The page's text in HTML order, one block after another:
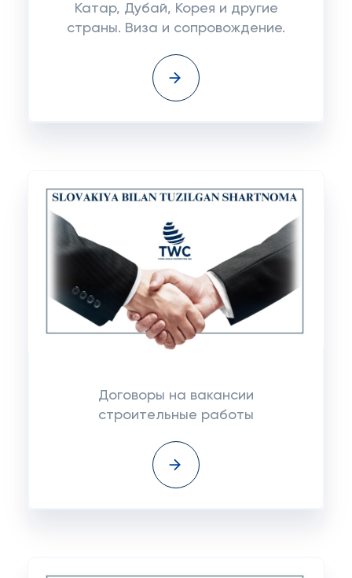
Катар, Дубай, Корея и другие
страны. Виза и сопровождение.
Договоры на вакансии
строительные работы